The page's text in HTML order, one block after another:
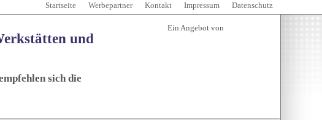
und
sich die
Startseite Werbepartner Kontakt Impressum Datenschutz